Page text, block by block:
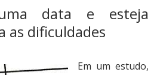
data e esteja
as dificuldades
Em um estudo,